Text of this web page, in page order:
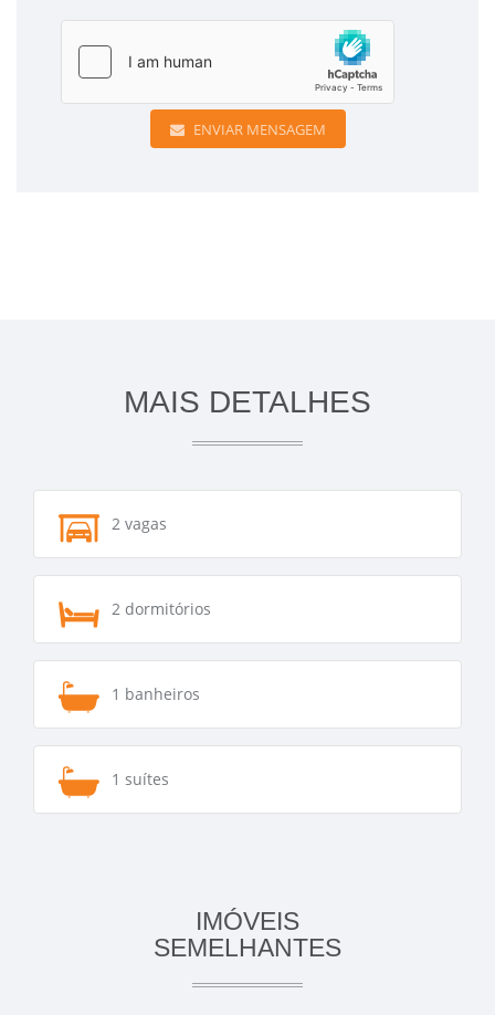
ENVIAR MENSAGEM
MAIS DETALHES
2 vagas
2 dormitórios
1 banheiros
1 suítes
IMÓVEIS
SEMELHANTES